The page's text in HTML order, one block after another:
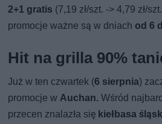
2+1 gratis (7,19 zł/szt. -> 4,79 zł/
promocje ważne są w dniach od 6
Hit na grilla 90%
Już w ten czwartek (6 sierpnia)
promocje wAuchan. Wśród
przecen znalazła się kiełbasa